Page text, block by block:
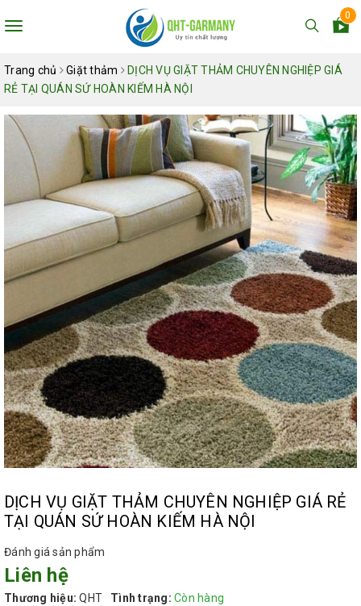
Toggle
0
Trang chủ Giặt thảm
DỊCH VỤ GIẶT THẢM CHUYÊN NGHIỆP GIÁ
RẺ TẠI QUÁN SỨ HOÀN KIẾM HÀ NỘI
DỊCH VỤ GIẶT THẢM CHUYÊN NGHIỆP GIÁ RẺ
TẠI QUÁN SỨ HOÀN KIẾM HÀ NỘI
Đánh giá sản phẩm
Liên hệ
Thương hiệu: QHT Tình trạng: Còn hàng